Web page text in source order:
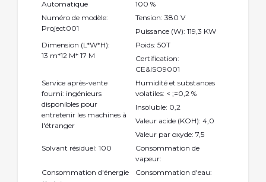
Automatique
100 %
Numéro de modèle:
Project001
Tension: 380 V
Puissance (W): 119,3 KW
Dimension (L*W*H):
13 m*12 M* 17 M
Poids: 50T
Certification:
CE&ISO9001
Service après-vente
fourni: ingénieurs
disponibles pour
entretenir les machines à
l'étranger
Humidité et substances
volatiles: < ;=0,2 %
Insoluble: 0,2
Valeur acide (KOH): 4,0
Valeur par oxyde: 7,5
Solvant résiduel: 100
Consommation de
vapeur:
Consommation d'énergie
Consommation d'eau: